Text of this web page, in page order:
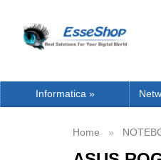
Informatica»
Home